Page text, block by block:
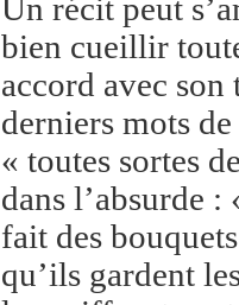
Un récit peut
bien cueillir
accord avec
derniers mots
« toutes sortes
dans l’absurde :
fait des
qu’ils gardent